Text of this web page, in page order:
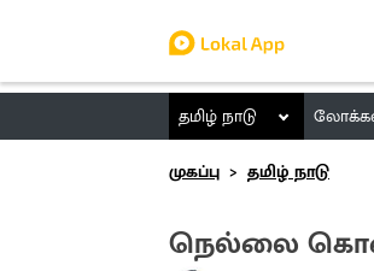
தமிழ் நாடு
முகப்பு
தமிழ் நாடு
நெல்லை